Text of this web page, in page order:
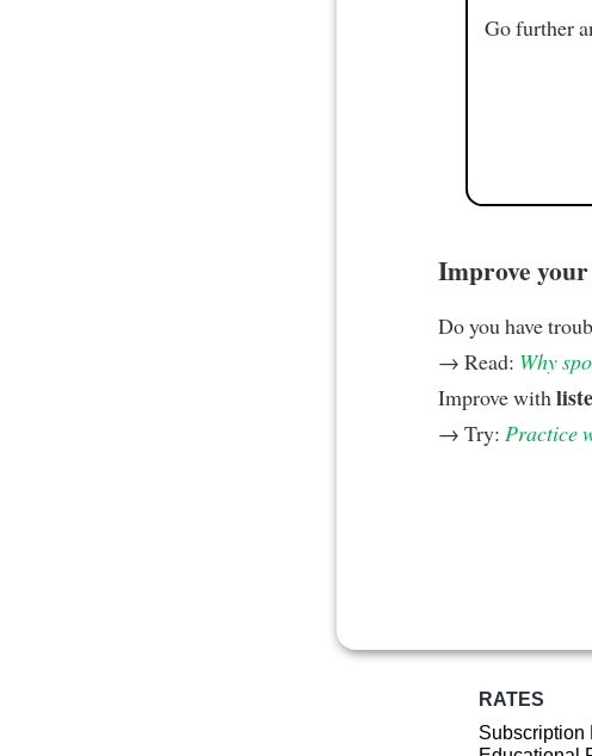
Go further
Improve
Do you have
→ Read: Why
Improve with
→ Try: Practice
RATES
Subscription